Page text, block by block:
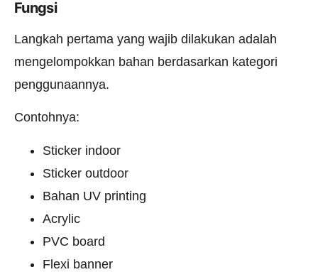
Fungsi
Langkah pertama yang wajib dilakukan adalah
mengelompokkan bahan berdasarkan kategori
penggunaannya.
Contohnya:
Sticker indoor
Sticker outdoor
Bahan UV printing
Acrylic
PVC board
Flexi banner